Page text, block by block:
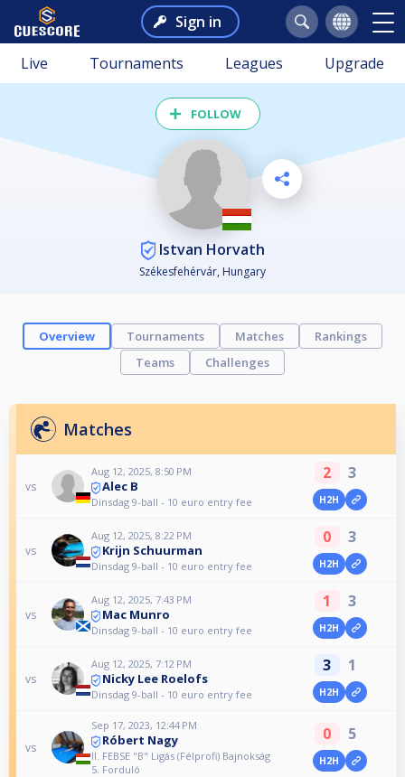
Sign in
Live Tournaments Leagues Upgrade
FOLLOW
Istvan Horvath
Székesfehérvár, Hungary
Overview Tournaments Matches
Rankings
Teams
Challenges
Matches
vs
Aug 12, 2025, 8:50 PM
Alec B
Dinsdag 9-ball - 10 euro entry fee
2 3
H2H
vs
Aug 12, 2025, 8:22 PM
Krijn Schuurman
Dinsdag 9-ball - 10 euro entry fee
0 3
H2H
vs
Aug 12, 2025, 7:43 PM
Mac Munro
Dinsdag 9-ball - 10 euro entry fee
1 3
H2H
vs
Aug 12, 2025, 7:12 PM
Nicky Lee Roelofs
Dinsdag 9-ball - 10 euro entry fee
3 1
H2H
vs
Sep 17, 2023, 12:44 PM
Róbert Nagy
II. FEBSE "B" Ligás (Félprofi) Bajnokság
5. Forduló
0 5
H2H